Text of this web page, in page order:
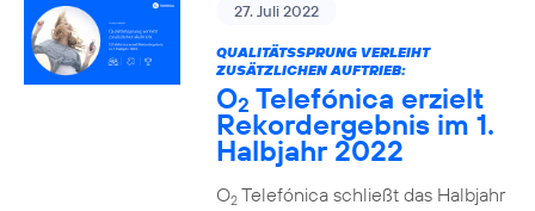
27. Juli 2022
QUALITÄTSSPRUNG VERLEIHT
ZUSÄTZLICHEN AUFTRIEB:
O2 Telefónica erzielt
Rekordergebnis im 1.
Halbjahr 2022
O2Telefónica schließt das Halbjahr